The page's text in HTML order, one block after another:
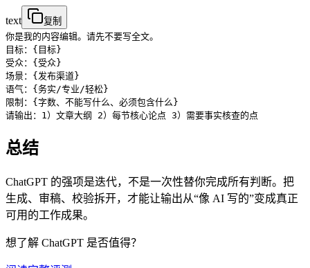
text
复制
你是我的内容编辑。请先不要写全文。
目标：{目标}
受众：{受众}
场景：{发布渠道}
语气：{务实/专业/轻松}
限制：{字数、不能写什么、必须包含什么}
总结
ChatGPT 的强项是迭代，不是一次性替你完成所有判断。把
生成、审稿、校验拆开，才能让输出从“像 AI 写的”变成真正
可用的工作成果。
想了解 ChatGPT 是否值得？